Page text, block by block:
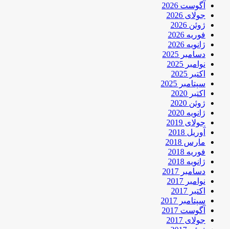
آگوست 2026
جولای 2026
ژوئن 2026
فوریه 2026
ژانویه 2026
دسامبر 2025
نوامبر 2025
اکتبر 2025
سپتامبر 2025
اکتبر 2020
ژوئن 2020
ژانویه 2020
جولای 2019
آوریل 2018
مارس 2018
فوریه 2018
ژانویه 2018
دسامبر 2017
نوامبر 2017
اکتبر 2017
سپتامبر 2017
آگوست 2017
جولای 2017